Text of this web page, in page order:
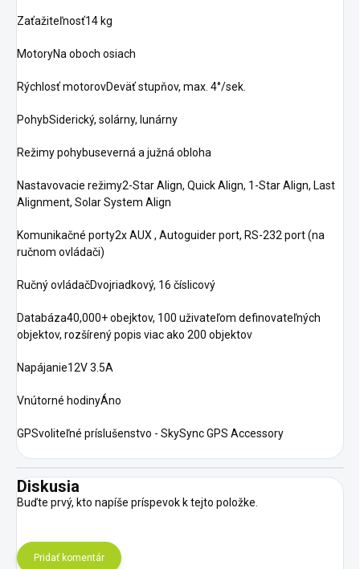
Zaťažiteľnosť14 kg
MotoryNa oboch osiach
Rýchlosť motorovDeväť stupňov, max. 4°/sek.
PohybSiderický, solárny, lunárny
Režimy pohybuseverná a južná obloha
Nastavovacie režimy2-Star Align, Quick Align, 1-Star Align, Last
Alignment, Solar System Align
Komunikačné porty2x AUX , Autoguider port, RS-232 port (na
ručnom ovládači)
Ručný ovládačDvojriadkový, 16 číslicový
Databáza40,000+ obejktov, 100 uživateľom definovateľných
objektov, rozšírený popis viac ako 200 objektov
Napájanie12V 3.5A
Vnútorné hodinyÁno
GPSvoliteľné príslušenstvo - SkySync GPS Accessory
Diskusia
Buďte prvý, kto napíše príspevok k tejto položke.
Pridať komentár